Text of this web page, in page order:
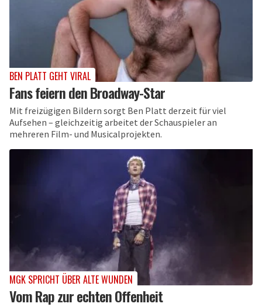
BEN PLATT GEHT VIRAL
Fans feiern den Broadway-Star
Mit freizügigen Bildern sorgt Ben Platt derzeit für viel
Aufsehen – gleichzeitig arbeitet der Schauspieler an
mehreren Film- und Musicalprojekten.
MGK SPRICHT ÜBER ALTE WUNDEN
Vom Rap zur echten Offenheit